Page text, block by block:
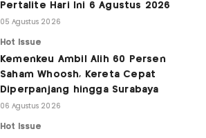
Pertalite Hari Ini 6 Agustus 2026
05 Agustus 2026
Hot Issue
Kemenkeu Ambil Alih 60 Persen
Saham Whoosh, Kereta Cepat
Diperpanjang hingga Surabaya
06 Agustus 2026
Hot Issue